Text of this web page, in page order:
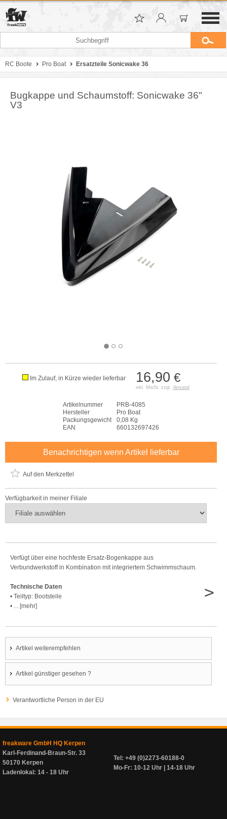
RC Boote Pro Boat Ersatzteile Sonicwake 36
Bugkappe und Schaumstoff: Sonicwake 36"
V3
16,90 €
inkl. MwSt. zzgl. Versand
Im Zulauf, in Kürze wieder lieferbar
Artikelnummer
PRB-4085
Hersteller
Pro Boat
Packungsgewicht
0,08 Kg
EAN
660132697426
Benachrichtigen wenn Artikel lieferbar
Auf den Merkzettel
Verfügbarkeit in meiner Filiale
Verfügt über eine hochfeste Ersatz-Bogenkappe aus
Verbundwerkstoff in Kombination mit integriertem Schwimmschaum.
Technische Daten
• Teiltyp: Bootsteile
• ... [mehr]
>
Artikel weiterempfehlen
Artikel günstiger gesehen ?
Verantwortliche Person in der EU
freakware GmbH HQ Kerpen
Karl-Ferdinand-Braun-Str. 33
50170 Kerpen
Ladenlokal: 14 - 18 Uhr
Tel: +49 (0)2273-60188-0
Mo-Fr: 10-12 Uhr | 14-18 Uhr